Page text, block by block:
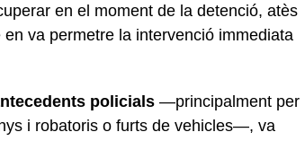
en el moment de la detenció, atès
va permetre la intervenció immediata
policials —principalment per
i robatoris o furts de vehicles—, va